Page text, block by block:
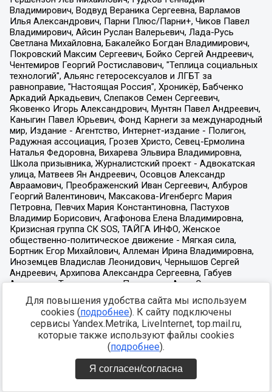
Для повышения удобства сайта мы используем
cookies (подробнее). К сайту подключены
сервисы Yandex.Metrika, LiveInternet, top.mail.ru,
которые также используют файлы cookies
(подробнее).
Я согласен/согласна